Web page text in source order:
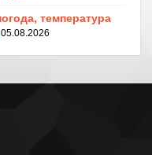
температура
05.08.2026